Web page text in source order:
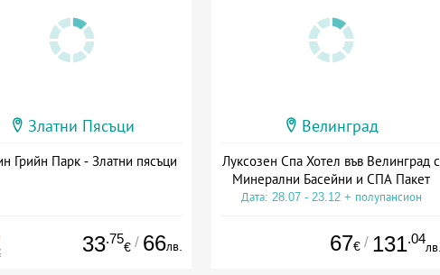
Златни Пясъци
Грийн Парк - Златни пясъци
33.75
€ / 66лв.
Велинград
Луксозен Спа Хотел във Велинград с
Минерални Басейни и СПА Пакет
Дата: 28.07 - 23.12 + полупансион
67€ / 131.04
лв.